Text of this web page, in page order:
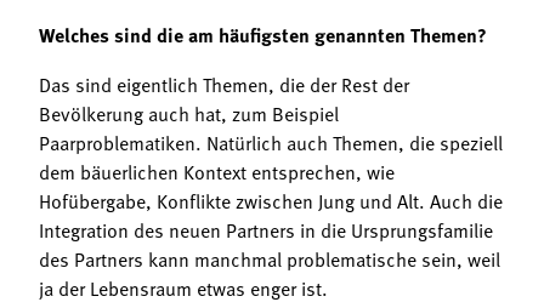
Welches sind die am häufigsten genannten Themen?
Das sind eigentlich Themen, die der Rest der
Bevölkerung auch hat, zum Beispiel
Paarproblematiken. Natürlich auch Themen, die speziell
dem bäuerlichen Kontext entsprechen, wie
Hofübergabe, Konflikte zwischen Jung und Alt. Auch die
Integration des neuen Partners in die Ursprungsfamilie
des Partners kann manchmal problematische sein, weil
ja der Lebensraum etwas enger ist.